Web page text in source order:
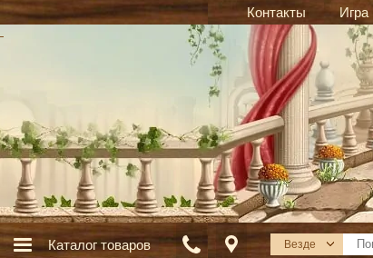
Контакты
Каталог товаров Везде